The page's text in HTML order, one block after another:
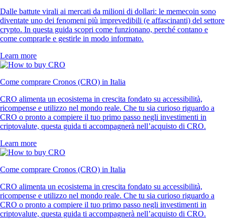
Dalle battute virali ai mercati da milioni di dollari: le memecoin sono
diventate uno dei fenomeni più imprevedibili (e affascinanti) del settore
crypto. In questa guida scopri come funzionano, perché contano e
come comprarle e gestirle in modo informato.
Learn more
Come comprare Cronos (CRO) in Italia
CRO alimenta un ecosistema in crescita fondato su accessibilità,
ricompense e utilizzo nel mondo reale. Che tu sia curioso riguardo a
CRO o pronto a compiere il tuo primo passo negli investimenti in
criptovalute, questa guida ti accompagnerà nell’acquisto di CRO.
Learn more
Come comprare Cronos (CRO) in Italia
CRO alimenta un ecosistema in crescita fondato su accessibilità,
ricompense e utilizzo nel mondo reale. Che tu sia curioso riguardo a
CRO o pronto a compiere il tuo primo passo negli investimenti in
criptovalute, questa guida ti accompagnerà nell’acquisto di CRO.